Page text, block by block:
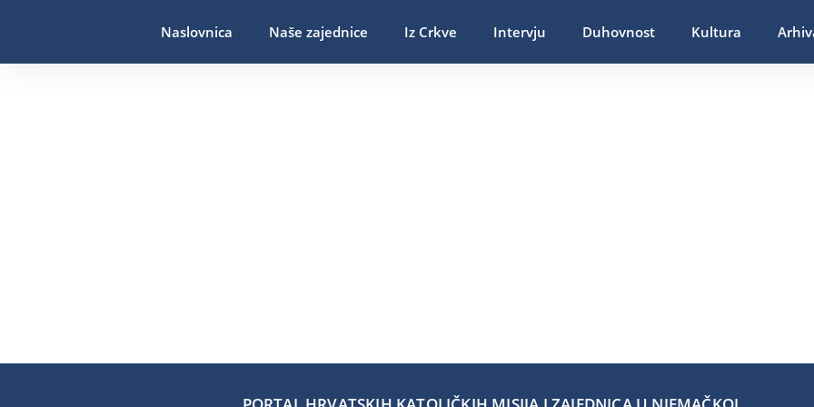
Naslovnica Naše zajednice Iz Crkve Intervju Duhovnost Kultura